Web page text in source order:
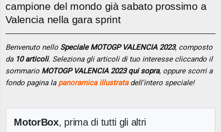
campione del mondo già sabato prossimo a
Valencia nella gara sprint
Benvenuto nello Speciale MOTOGP VALENCIA 2023, composto
da 10 articoli. Seleziona gli articoli di tuo interesse cliccando il
sommario MOTOGP VALENCIA 2023 qui sopra, oppure scorri a
fondo pagina la panoramica illustratadell'intero speciale!
MotorBox, prima di tutti gli altri